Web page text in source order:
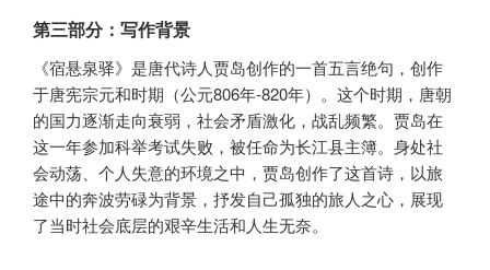
第三部分：写作背景
《宿悬泉驿》是唐代诗人贾岛创作的一首五言绝句，创作
于唐宪宗元和时期（公元806年-820年）。这个时期，唐朝
的国力逐渐走向衰弱，社会矛盾激化，战乱频繁。贾岛在
这一年参加科举考试失败，被任命为长江县主簿。身处社
会动荡、个人失意的环境之中，贾岛创作了这首诗，以旅
途中的奔波劳碌为背景，抒发自己孤独的旅人之心，展现
了当时社会底层的艰辛生活和人生无奈。